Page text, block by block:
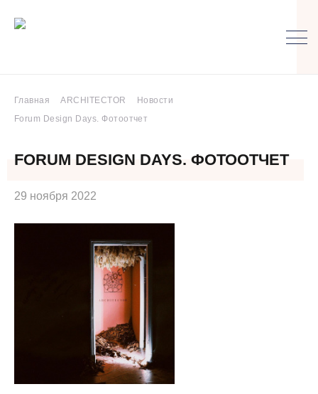
Главная ARCHITECTOR
Новости
Forum Design Days. Фотоотчет
FORUM DESIGN DAYS. ФОТООТЧЕТ
29 ноября 2022